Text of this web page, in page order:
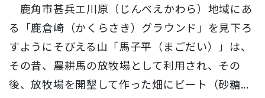
鹿角市甚兵エ川原（じんべえかわら）地域にあ
る「鹿倉崎（かくらさき）グラウンド」を見下ろ
すようにそびえる山「馬子平（まごだい）」は、
その昔、農耕馬の放牧場として利用され、その
後、放牧場を開墾して作った畑にビート（砂糖...